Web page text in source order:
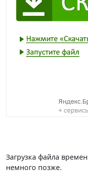
Загрузка файла
немного позже.